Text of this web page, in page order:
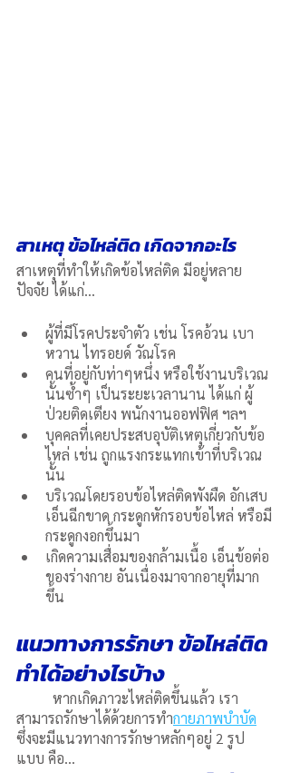
สาเหตุ ข้อไหล่ติด เกิดจากอะไร
สาเหตุที่ทำให้เกิดข้อไหล่ติด มีอยู่หลาย
ปัจจัย ได้แก่…
ผู้ที่มีโรคประจำตัว เช่น โรคอ้วน เบา
หวาน ไทรอยด์ วัณโรค
คนที่อยู่กับท่าๆหนึ่ง หรือใช้งานบริเวณ
นั้นซ้ำๆ เป็นระยะเวลานาน ได้แก่ ผู้
ป่วยติดเตียง พนักงานออฟฟิศ ฯลฯ
บุคคลที่เคยประสบอุบัติเหตุเกี่ยวกับข้อ
ไหล่ เช่น ถูกแรงกระแทกเข้าที่บริเวณ
นั้น
บริเวณโดยรอบข้อไหล่ติดพังผืด อักเสบ
เอ็นฉีกขาด กระดูกหักรอบข้อไหล่ หรือมี
กระดูกงอกขึ้นมา
เกิดความเสื่อมของกล้ามเนื้อ เอ็นข้อต่อ
ของร่างกาย อันเนื่องมาจากอายุที่มาก
ขึ้น
แนวทางการรักษา ข้อไหล่ติด
ทำได้อย่างไรบ้าง
สามารถรักษาได้ด้วยการทำกายภาพบําบัด
ซึ่งจะมีแนวทางการรักษาหลักๆอยู่ 2 รูป
แบบ คือ…